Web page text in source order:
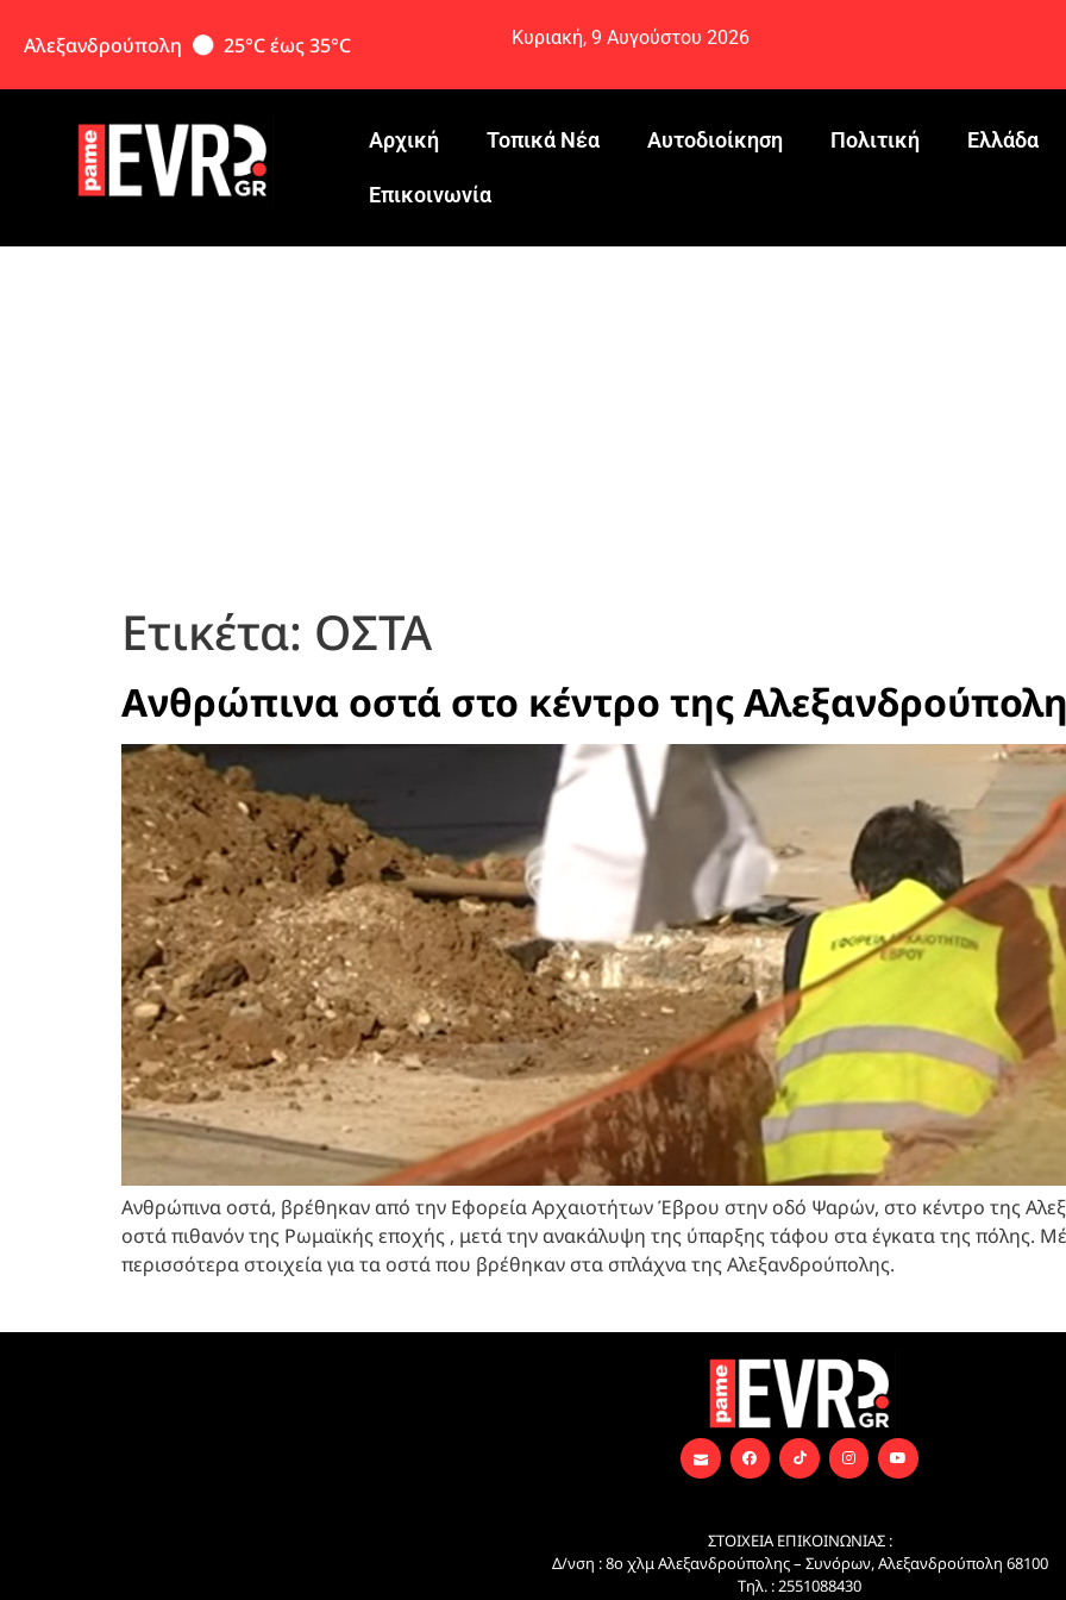
Αλεξανδρούπολη 25°C έως 35°C Κυριακή, 9 Αυγούστου 2026
Αρχική Τοπικά Νέα Αυτοδιοίκηση Πολιτική Ελλάδα
Eπικοινωνία
Ετικέτα: ΟΣΤΑ
Ανθρώπινα οστά στο κέντρο της
Ανθρώπινα οστά, βρέθηκαν από την Εφορεία Αρχαιοτήτων Έβρου στην οδό Ψαρών, στο κέντρο της
οστά πιθανόν της Ρωμαϊκής εποχής , μετά την ανακάλυψη της ύπαρξης τάφου στα έγκατα της πόλης.
περισσότερα στοιχεία για τα οστά που βρέθηκαν στα σπλάχνα της Αλεξανδρούπολης.
ΣΤΟΙΧΕΙΑ ΕΠΙΚΟΙΝΩΝΙΑΣ :
Δ/νση : 8ο χλμ Αλεξανδρούπολης – Συνόρων, Αλεξανδρούπολη 68100
Τηλ. : 2551088430